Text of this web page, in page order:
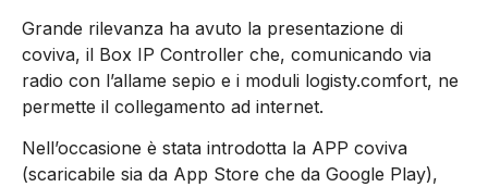
Grande rilevanza ha avuto la presentazione di
coviva, il Box IP Controller che, comunicando via
radio con l’allame sepio e i moduli logisty.comfort, ne
permette il collegamento ad internet.
Nell’occasione è stata introdotta la APP coviva
(scaricabile sia da App Store che da Google Play),